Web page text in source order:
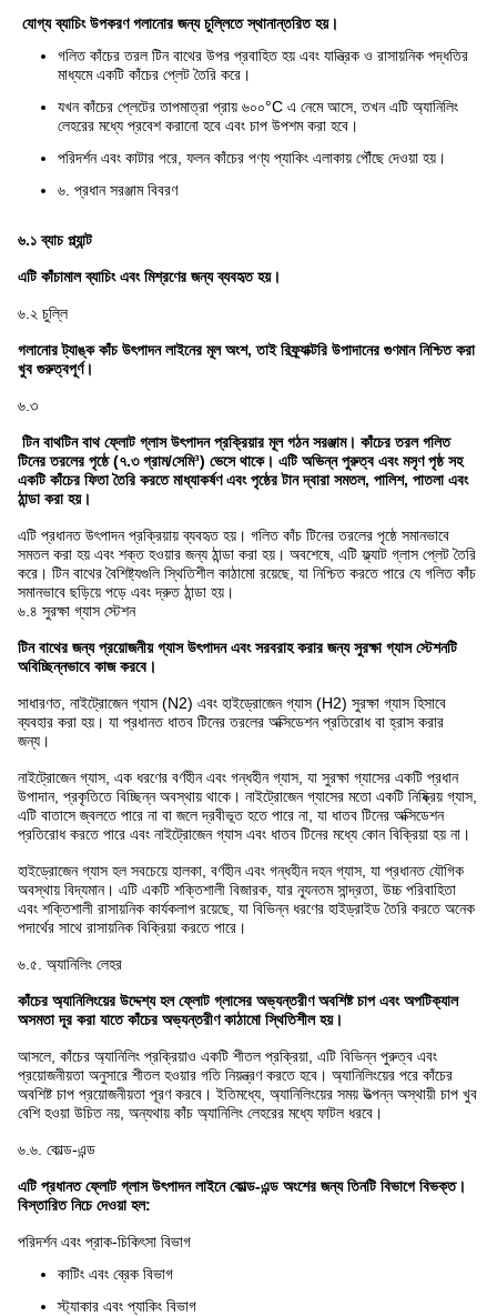
যোগ্য ব্যাচিং উপকরণ গলানোর জন্য চুল্লিতে স্থানান্তরিত হয়।
গলিত কাঁচের তরল টিন বাথের উপর প্রবাহিত হয় এবং যান্ত্রিক ও রাসায়নিক পদ্ধতির
মাধ্যমে একটি কাঁচের প্লেট তৈরি করে।
যখন কাঁচের প্লেটের তাপমাত্রা প্রায় ৬০০°C এ নেমে আসে, তখন এটি অ্যানিলিং
লেহরের মধ্যে প্রবেশ করানো হবে এবং চাপ উপশম করা হবে।
পরিদর্শন এবং কাটার পরে, ফলন কাঁচের পণ্য প্যাকিং এলাকায় পৌঁছে দেওয়া হয়।
৬. প্রধান সরঞ্জাম বিবরণ
৬.১ ব্যাচ প্ল্যান্ট
এটি কাঁচামাল ব্যাচিং এবং মিশ্রণের জন্য ব্যবহৃত হয়।
৬.২ চুল্লি
গলানোর ট্যাঙ্ক কাঁচ উৎপাদন লাইনের মূল অংশ, তাই রিফ্র্যাক্টরি উপাদানের গুণমান নিশ্চিত করা
খুব গুরুত্বপূর্ণ।
৬.৩
টিন বাথটিন বাথ ফ্লোট গ্লাস উৎপাদন প্রক্রিয়ার মূল গঠন সরঞ্জাম। কাঁচের তরল গলিত
টিনের তরলের পৃষ্ঠে (৭.৩ গ্রাম/সেমি³) ভেসে থাকে। এটি অভিন্ন পুরুত্ব এবং মসৃণ পৃষ্ঠ সহ
একটি কাঁচের ফিতা তৈরি করতে মাধ্যাকর্ষণ এবং পৃষ্ঠের টান দ্বারা সমতল, পালিশ, পাতলা এবং
ঠান্ডা করা হয়।
এটি প্রধানত উৎপাদন প্রক্রিয়ায় ব্যবহৃত হয়। গলিত কাঁচ টিনের তরলের পৃষ্ঠে সমানভাবে
সমতল করা হয় এবং শক্ত হওয়ার জন্য ঠান্ডা করা হয়। অবশেষে, এটি ফ্ল্যাট গ্লাস প্লেট তৈরি
করে। টিন বাথের বৈশিষ্ট্যগুলি স্থিতিশীল কাঠামো রয়েছে, যা নিশ্চিত করতে পারে যে গলিত কাঁচ
সমানভাবে ছড়িয়ে পড়ে এবং দ্রুত ঠান্ডা হয়।
৬.৪ সুরক্ষা গ্যাস স্টেশন
টিন বাথের জন্য প্রয়োজনীয় গ্যাস উৎপাদন এবং সরবরাহ করার জন্য সুরক্ষা গ্যাস স্টেশনটি
অবিচ্ছিন্নভাবে কাজ করবে।
সাধারণত, নাইট্রোজেন গ্যাস (N2) এবং হাইড্রোজেন গ্যাস (H2) সুরক্ষা গ্যাস হিসাবে
ব্যবহার করা হয়। যা প্রধানত ধাতব টিনের তরলের অক্সিডেশন প্রতিরোধ বা হ্রাস করার
জন্য।
নাইট্রোজেন গ্যাস, এক ধরণের বর্ণহীন এবং গন্ধহীন গ্যাস, যা সুরক্ষা গ্যাসের একটি প্রধান
উপাদান, প্রকৃতিতে বিচ্ছিন্ন অবস্থায় থাকে। নাইট্রোজেন গ্যাসের মতো একটি নিষ্ক্রিয় গ্যাস,
এটি বাতাসে জ্বলতে পারে না বা জলে দ্রবীভূত হতে পারে না, যা ধাতব টিনের অক্সিডেশন
প্রতিরোধ করতে পারে এবং নাইট্রোজেন গ্যাস এবং ধাতব টিনের মধ্যে কোন বিক্রিয়া হয় না।
হাইড্রোজেন গ্যাস হল সবচেয়ে হালকা, বর্ণহীন এবং গন্ধহীন দহন গ্যাস, যা প্রধানত যৌগিক
অবস্থায় বিদ্যমান। এটি একটি শক্তিশালী বিজারক, যার ন্যূনতম সান্দ্রতা, উচ্চ পরিবাহিতা
এবং শক্তিশালী রাসায়নিক কার্যকলাপ রয়েছে, যা বিভিন্ন ধরণের হাইড্রাইড তৈরি করতে অনেক
পদার্থের সাথে রাসায়নিক বিক্রিয়া করতে পারে।
৬.৫. অ্যানিলিং লেহর
কাঁচের অ্যানিলিংয়ের উদ্দেশ্য হল ফ্লোট গ্লাসের অভ্যন্তরীণ অবশিষ্ট চাপ এবং অপটিক্যাল
অসমতা দূর করা যাতে কাঁচের অভ্যন্তরীণ কাঠামো স্থিতিশীল হয়।
আসলে, কাঁচের অ্যানিলিং প্রক্রিয়াও একটি শীতল প্রক্রিয়া, এটি বিভিন্ন পুরুত্ব এবং
প্রয়োজনীয়তা অনুসারে শীতল হওয়ার গতি নিয়ন্ত্রণ করতে হবে। অ্যানিলিংয়ের পরে কাঁচের
অবশিষ্ট চাপ প্রয়োজনীয়তা পূরণ করবে। ইতিমধ্যে, অ্যানিলিংয়ের সময় উত্পন্ন অস্থায়ী চাপ খুব
বেশি হওয়া উচিত নয়, অন্যথায় কাঁচ অ্যানিলিং লেহরের মধ্যে ফাটল ধরবে।
৬.৬. কোল্ড-এন্ড
এটি প্রধানত ফ্লোট গ্লাস উৎপাদন লাইনে কোল্ড-এন্ড অংশের জন্য তিনটি বিভাগে বিভক্ত।
বিস্তারিত নিচে দেওয়া হল:
পরিদর্শন এবং প্রাক-চিকিৎসা বিভাগ
কাটিং এবং ব্রেক বিভাগ
স্ট্যাকার এবং প্যাকিং বিভাগ